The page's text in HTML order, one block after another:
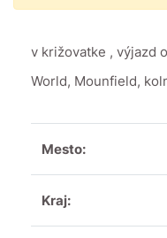
v križovatke , výjazd
World, Mounfield,
Mesto:
Kraj: